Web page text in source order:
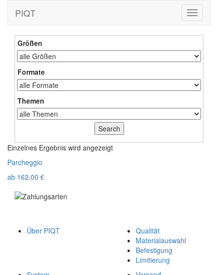
Toggle
PIQT
Größen
Formate
Themen
Einzelnes Ergebnis wird angezeigt
Parcheggio
ab 162,00 €
Über PIQT
Qualität
Materialauswahl
Befestigung
Limitierung